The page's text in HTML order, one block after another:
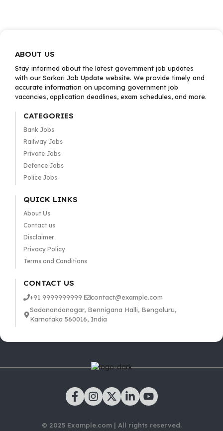
ABOUT US
Stay informed about the latest government job updates
with our Sarkari Job Update website. We provide timely and
accurate information on upcoming government job
vacancies, application deadlines, exam schedules, and more.
CATEGORIES
Bank Jobs
Railway Jobs
Private Jobs
Defence Jobs
Police Jobs
QUICK LINKS
About Us
Contact us
Disclaimer
Privacy Policy
Terms and Conditions
CONTACT US
+91 9999999999
contact@example.com
Sadanandanagar, Bennigana Halli, Bengaluru,
Karnataka 560016, India
© 2025 Example.com | All rights reserved.